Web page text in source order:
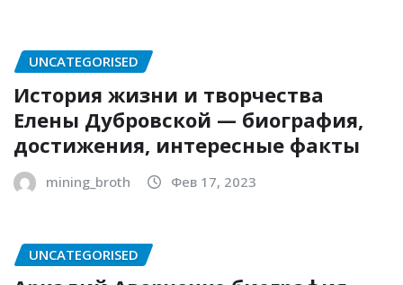
UNCATEGORISED
История жизни и творчества
Елены Дубровской — биография,
достижения, интересные факты
mining_broth Фев 17, 2023
UNCATEGORISED